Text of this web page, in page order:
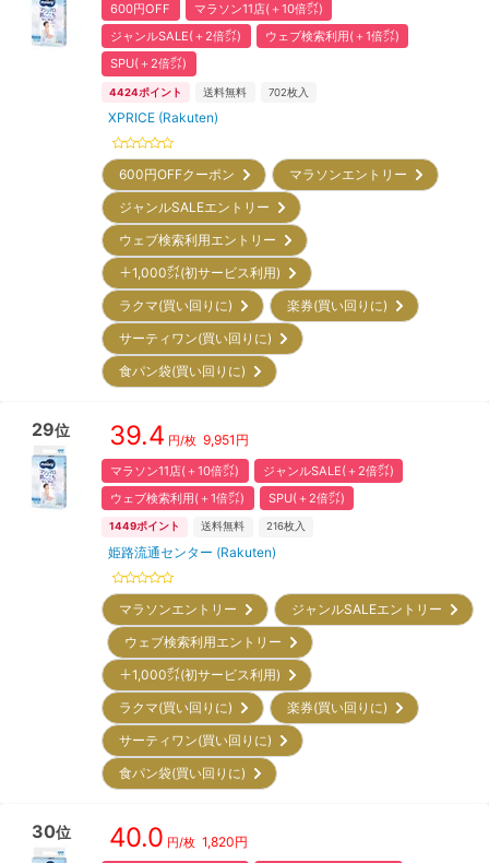
600円OFF
マラソン11店(＋10倍㌽)
ジャンルSALE(＋2倍㌽)
ウェブ検索利用(＋1倍㌽)
SPU(＋2倍㌽)
4424ポイント 送料無料 702枚入
XPRICE (Rakuten)
600円OFFクーポン
マラソンエントリー
ジャンルSALEエントリー
ウェブ検索利用エントリー
＋1,000㌽(初サービス利用)
ラクマ(買い回りに)
楽券(買い回りに)
サーティワン(買い回りに)
食パン袋(買い回りに)
29位 39.4 円/枚 9,951 円
マラソン11店(＋10倍㌽)
ジャンルSALE(＋2倍㌽)
ウェブ検索利用(＋1倍㌽)
SPU(＋2倍㌽)
1449ポイント 送料無料 216枚入
姫路流通センター (Rakuten)
マラソンエントリー
ジャンルSALEエントリー
ウェブ検索利用エントリー
＋1,000㌽(初サービス利用)
ラクマ(買い回りに)
楽券(買い回りに)
サーティワン(買い回りに)
食パン袋(買い回りに)
30位 40.0 円/枚 1,820円